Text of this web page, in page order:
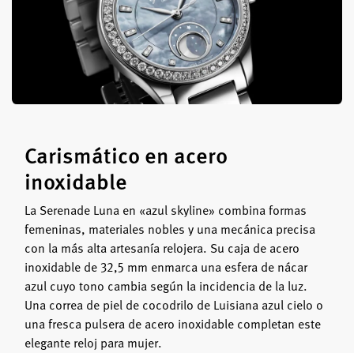
Carismático en acero
inoxidable
La Serenade Luna en «azul skyline» combina formas
femeninas, materiales nobles y una mecánica precisa
con la más alta artesanía relojera. Su caja de acero
inoxidable de 32,5 mm enmarca una esfera de nácar
azul cuyo tono cambia según la incidencia de la luz.
Una correa de piel de cocodrilo de Luisiana azul cielo o
una fresca pulsera de acero inoxidable completan este
elegante reloj para mujer.